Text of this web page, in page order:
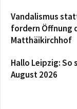
Vandalismus
fordern Öffnung
Matthäikirchhof
Hallo Leipzig:
August 2026